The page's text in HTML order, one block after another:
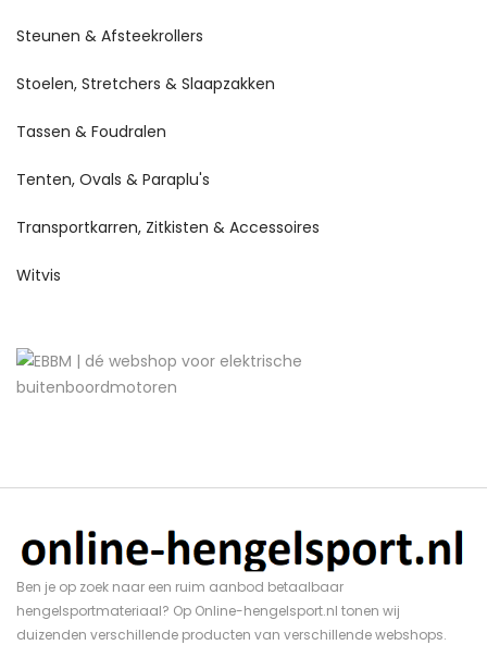
Steunen & Afsteekrollers
Stoelen, Stretchers & Slaapzakken
Tassen & Foudralen
Tenten, Ovals & Paraplu's
Transportkarren, Zitkisten & Accessoires
Witvis
Ben je op zoek naar een ruim aanbod betaalbaar
hengelsportmateriaal? Op Online-hengelsport.nl tonen wij
duizenden verschillende producten van verschillende webshops.